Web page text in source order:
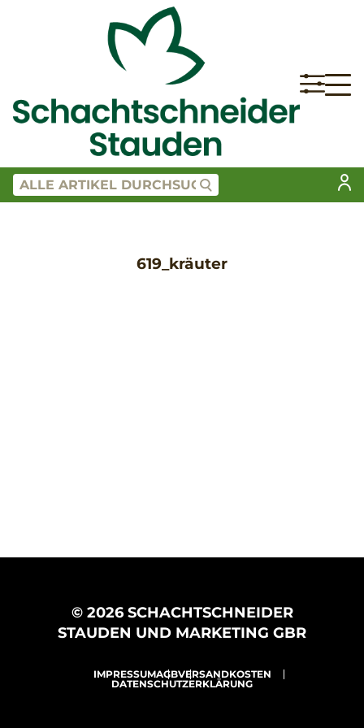
619_kräuter
© 2026 SCHACHTSCHNEIDER
STAUDEN UND MARKETING GBR
IMPRESSUMAGBVERSANDKOSTEN
DATENSCHUTZERKLÄRUNG